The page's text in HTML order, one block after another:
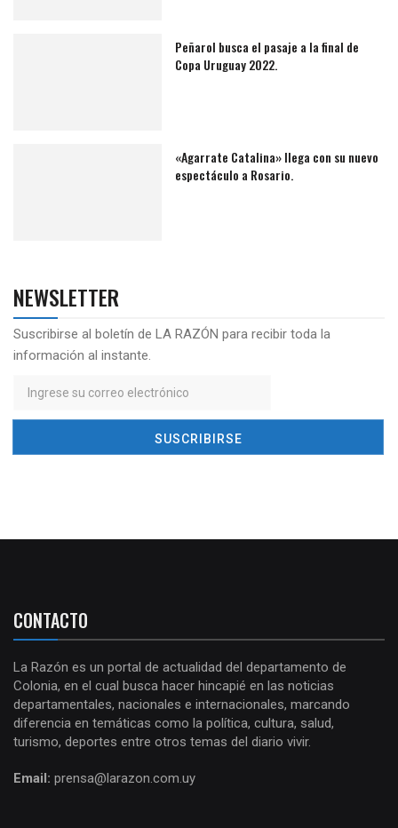
Peñarol busca el pasaje a la final de
Copa Uruguay 2022.
«Agarrate Catalina» llega con su nuevo
espectáculo a Rosario.
NEWSLETTER
Suscribirse al boletín de LA RAZÓN para recibir toda la
información al instante.
CONTACTO
La Razón es un portal de actualidad del departamento de
Colonia, en el cual busca hacer hincapié en las noticias
departamentales, nacionales e internacionales, marcando
diferencia en temáticas como la política, cultura, salud,
turismo, deportes entre otros temas del diario vivir.
Email: prensa@larazon.com.uy